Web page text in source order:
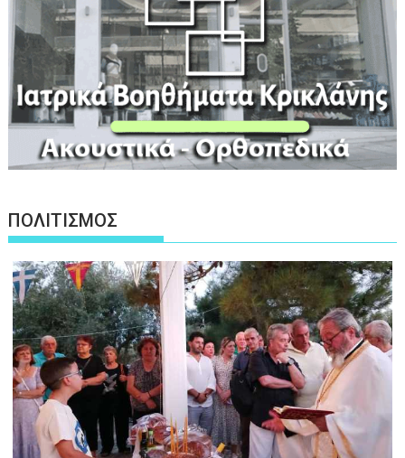
ΠΟΛΙΤΙΣΜΟΣ